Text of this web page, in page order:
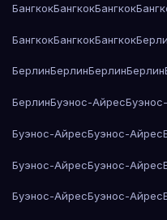
БангкокБангкокБангкок
БангкокБангкокБангкок
БерлинБерлинБерлинБерлин
БерлинБуэнос-Айрес
Буэнос-АйресБуэнос-Айрес
Буэнос-АйресБуэнос-Айрес
Буэнос-АйресБуэнос-Айрес